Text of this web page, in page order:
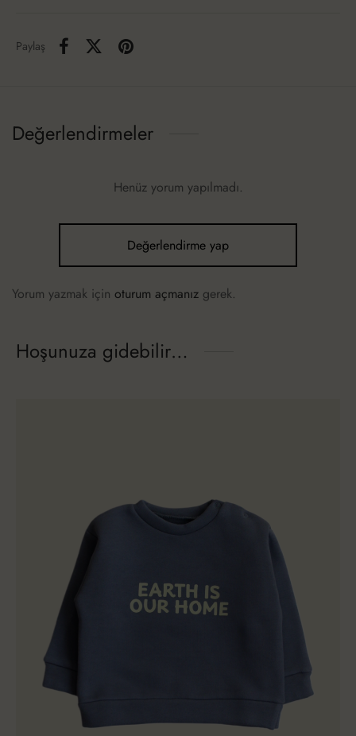
Paylaş
Değerlendirmeler
Henüz yorum yapılmadı.
Değerlendirme yap
Yorum yazmak için oturum açmanız gerek.
Hoşunuza gidebilir…